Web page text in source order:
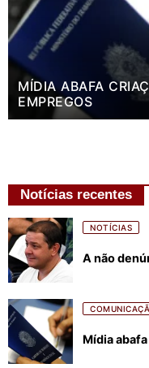
MÍDIA ABAFA
EMPREGOS
Notícias recentes
NOTÍCIAS
A não
Mídia